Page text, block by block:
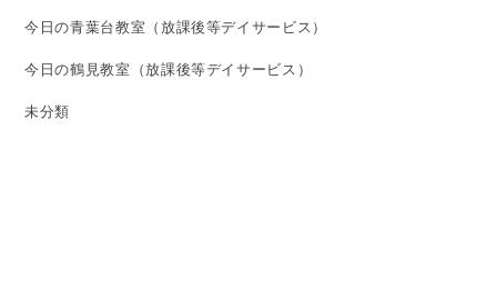
今日の青葉台教室（放課後等デイサービス）
今日の鶴見教室（放課後等デイサービス）
未分類